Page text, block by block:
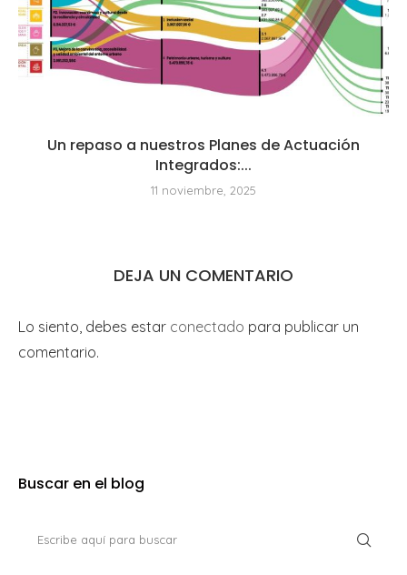
Un repaso a nuestros Planes de Actuación
Integrados:...
11 noviembre, 2025
DEJA UN COMENTARIO
Lo siento, debes estar conectado para publicar un
comentario.
Buscar en el blog